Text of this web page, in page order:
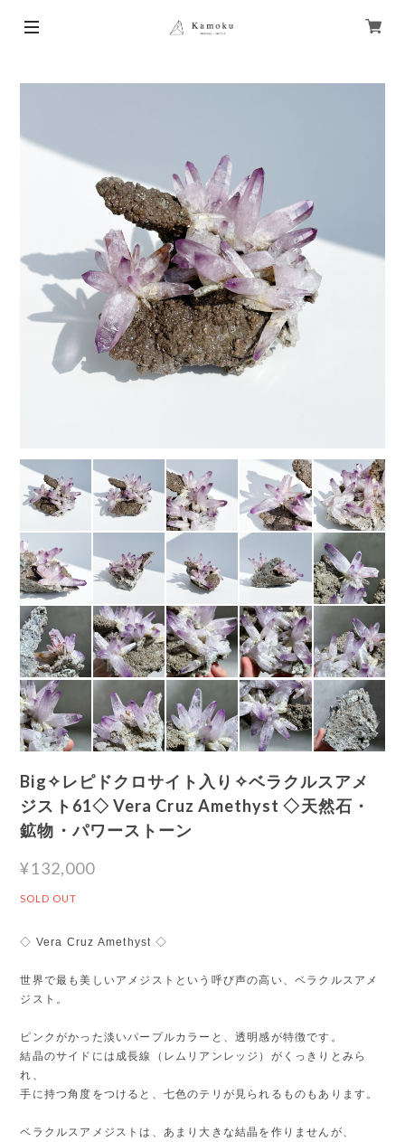
Big✧レピドクロサイト入り✧ベラクルスアメ
ジスト61◇ Vera Cruz Amethyst ◇天然石・
鉱物・パワーストーン
¥132,000
SOLD OUT
◇ Vera Cruz Amethyst ◇
世界で最も美しいアメジストという呼び声の高い、ベラクルスアメ
ジスト。
ピンクがかった淡いパープルカラーと、透明感が特徴です。
結晶のサイドには成長線（レムリアンレッジ）がくっきりとみら
れ、
手に持つ角度をつけると、七色のテリが見られるものもあります。
ベラクルスアメジストは、あまり大きな結晶を作りませんが、